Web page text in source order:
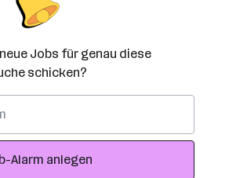
Jobs für genau diese
schicken?
Alarm anlegen